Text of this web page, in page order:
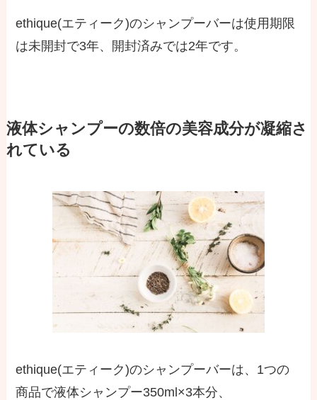
ethique(エティーク)のシャンプーバーは使用期限
は未開封で3年、開封済みでは2年です。
液体シャンプーの数倍の美容成分が凝縮さ
れている
ethique(エティーク)のシャンプーバーは、1つの
商品で液体シャンプー350ml×3本分、